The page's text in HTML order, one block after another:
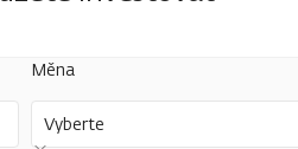
Měna
Vyberte